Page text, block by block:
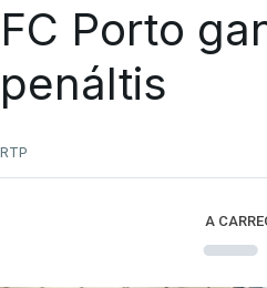
FC Porto
penáltis
RTP
A